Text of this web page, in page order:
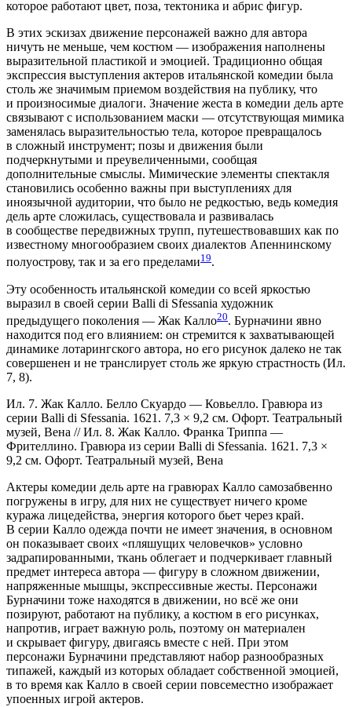
которое работают цвет, поза, тектоника и абрис фигур.
В этих эскизах движение персонажей важно для автора
ничуть не меньше, чем костюм — изображения наполнены
выразительной пластикой и эмоцией. Традиционно общая
экспрессия выступления актеров итальянской комедии была
столь же значимым приемом воздействия на публику, что
и произносимые диалоги. Значение жеста в комедии дель арте
связывают с использованием маски — отсутствующая мимика
заменялась выразительностью тела, которое превращалось
в сложный инструмент; позы и движения были
подчеркнутыми и преувеличенными, сообщая
дополнительные смыслы. Мимические элементы спектакля
становились особенно важны при выступ­лениях для
иноязычной аудитории, что было не редкостью, ведь комедия
дель арте сложилась, существовала и развивалась
в сообществе передвижных трупп, путешествовавших как по
известному многообразием своих диалектов Апеннинскому
полуострову, так и за его пределами19.
Эту особенность итальянской комедии со всей яркостью
выразил в своей серии Balli di Sfessania художник
предыдущего поколения — Жак Калло20. Бурначини явно
находится под его влиянием: он стремится к захватывающей
динамике лотарингского автора, но его рисунок далеко не так
совершенен и не транслирует столь же яркую страстность (Ил.
7, 8).
Ил. 7. Жак Калло. Белло Скуардо — Ковьелло. Гравюра из
серии Balli di Sfessania. 1621. 7,3 × 9,2 см. Офорт. Театральный
музей, Вена // Ил. 8. Жак Калло. Франка Триппа —
Фрителлино. Гравюра из серии Balli di Sfessania. 1621. 7,3 ×
9,2 см. Офорт. Театральный музей, Вена
Актеры комедии дель арте на гравюрах Калло самозабвенно
погружены в игру, для них не существует ничего кроме
куража лицедейства, энергия которого бьет через край.
В серии Калло одежда почти не имеет значения, в основном
он показывает своих «пляшущих человечков» условно
задрапированными, ткань облегает и подчеркивает главный
предмет интереса автора — фигуру в сложном движении,
напряженные мышцы, экспрессивные жесты. Персонажи
Бурначини тоже находятся в движении, но всё же они
позируют, работают на публику, а костюм в его рисунках,
напротив, играет важную роль, поэтому он материален
и скрывает фигуру, двигаясь вместе с ней. При этом
персонажи Бурначини представляют набор разнообразных
типажей, каждый из которых обладает собственной эмоцией,
в то время как Калло в своей серии повсеместно изображает
упоенных игрой актеров.